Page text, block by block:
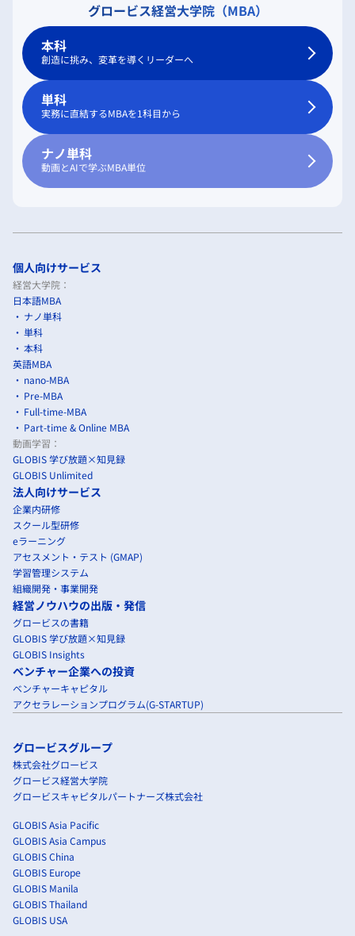
グロービス経営大学院（MBA）
本科
創造に挑み、変革を導くリーダーへ
単科
実務に直結するMBAを1科目から
ナノ単科
動画とAIで学ぶMBA単位
個人向けサービス
経営大学院：
日本語MBA
ナノ単科
単科
本科
英語MBA
nano-MBA
Pre-MBA
Full-time-MBA
Part-time & Online MBA
動画学習：
GLOBIS 学び放題×知見録
GLOBIS Unlimited
法人向けサービス
企業内研修
スクール型研修
eラーニング
アセスメント・テスト (GMAP)
学習管理システム
組織開発・事業開発
経営ノウハウの出版・発信
グロービスの書籍
GLOBIS 学び放題×知見録
GLOBIS Insights
ベンチャー企業への投資
ベンチャーキャピタル
アクセラレーションプログラム(G-STARTUP)
グロービスグループ
株式会社グロービス
グロービス経営大学院
グロービスキャピタルパートナーズ株式会社
GLOBIS Asia Pacific
GLOBIS Asia Campus
GLOBIS China
GLOBIS Europe
GLOBIS Manila
GLOBIS Thailand
GLOBIS USA